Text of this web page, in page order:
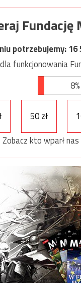
Fundację
potrzebujemy:16
funkcjonowania
8%
50 zł
Zobacz kto wparł